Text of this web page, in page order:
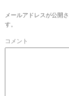
メールアドレスが公開
す。
コメント